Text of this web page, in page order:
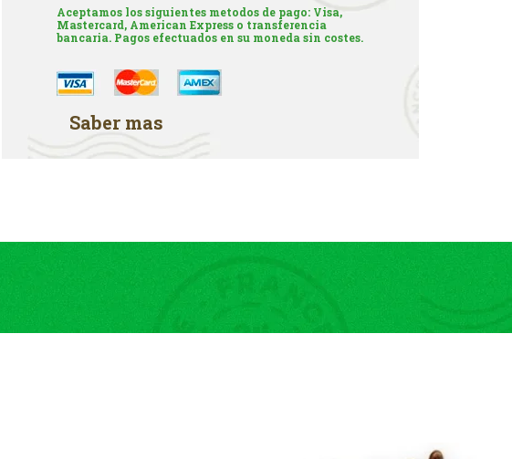
Aceptamos los siguientes metodos de pago: Visa,
Mastercard, American Express o transferencia
bancaria. Pagos efectuados en su moneda sin costes.
Saber mas